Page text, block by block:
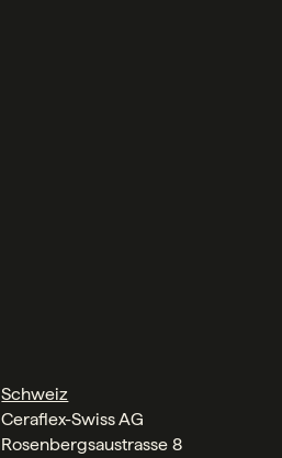
Schweiz
Ceraflex-Swiss AG
Rosenbergsaustrasse 8